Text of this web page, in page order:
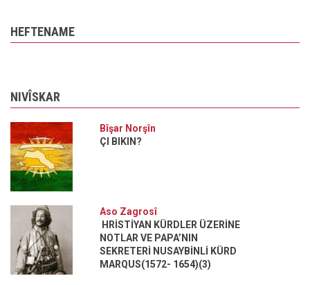
TEVGERA
GORRAN
HEFTENAME
NIVÎSKAR
Bîşar Norşîn
ÇI BIKIN?
Aso Zagrosî
HRİSTİYAN KÜRDLER ÜZERİNE
NOTLAR VE PAPA’NIN
SEKRETERİ NUSAYBİNLİ KÜRD
MARQUS(1572- 1654)(3)